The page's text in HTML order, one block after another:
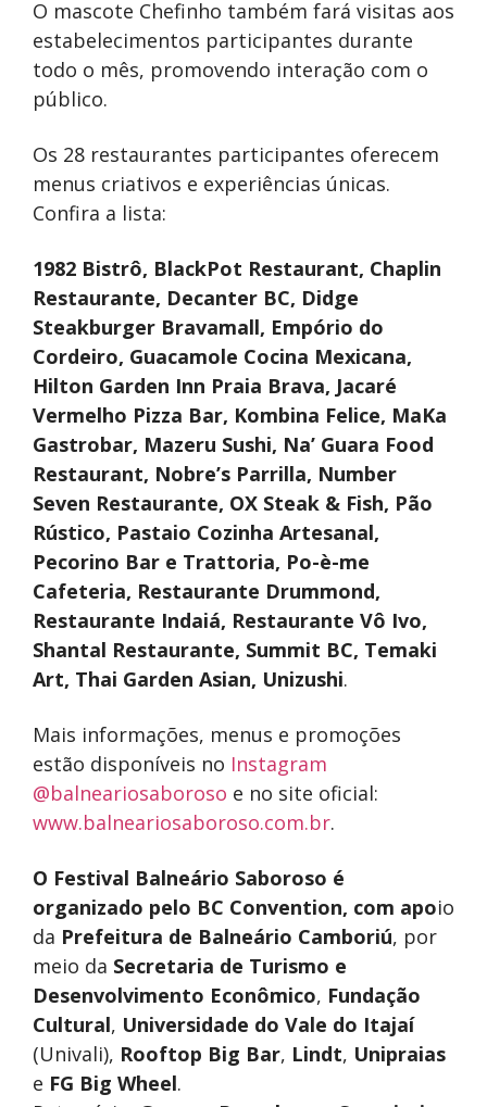
O mascote Chefinho também fará visitas aos
estabelecimentos participantes durante
todo o mês, promovendo interação com o
público.
Os 28 restaurantes participantes oferecem
menus criativos e experiências únicas.
Confira a lista:
1982 Bistrô, BlackPot Restaurant, Chaplin
Restaurante, Decanter BC, Didge
Steakburger Bravamall, Empório do
Cordeiro, Guacamole Cocina Mexicana,
Hilton Garden Inn Praia Brava, Jacaré
Vermelho Pizza Bar, Kombina Felice, MaKa
Gastrobar, Mazeru Sushi, Na’ Guara Food
Restaurant, Nobre’s Parrilla, Number
Seven Restaurante, OX Steak & Fish, Pão
Rústico, Pastaio Cozinha Artesanal,
Pecorino Bar e Trattoria, Po-è-me
Cafeteria, Restaurante Drummond,
Restaurante Indaiá, Restaurante Vô Ivo,
Shantal Restaurante, Summit BC, Temaki
Art, Thai Garden Asian, Unizushi.
Mais informações, menus e promoções
estão disponíveis no Instagram
@balneariosaboroso e no site oficial:
www.balneariosaboroso.com.br.
O Festival Balneário Saboroso é
organizado pelo BC Convention, com apoio
da Prefeitura de Balneário Camboriú, por
meio da Secretaria de Turismo e
Desenvolvimento Econômico, Fundação
Cultural, Universidade do Vale do Itajaí
(Univali), Rooftop Big Bar, Lindt, Unipraias
e FG Big Wheel.